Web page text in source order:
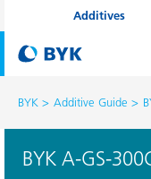
Additives
BYK Additive Guide
BYK A-GS-